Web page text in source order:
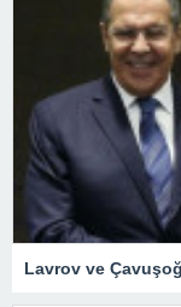
Lavrov ve